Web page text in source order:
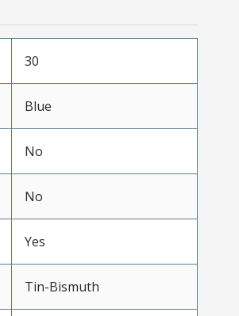
30
Blue
No
No
Yes
Tin-Bismuth